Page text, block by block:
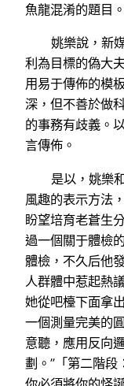
魚龍混淆的題目。
姚樂說，新
利為目標的偽大
用易于傳佈的模
深，但不善於做
的事務有歧義。
言傳佈。
是以，姚樂
風趣的表示方法
盼望培育老蒼生
過一個關于體檢
體檢，不久后他
人群體中惹起熱
她從吧檯下面拿
一個測量完美的
意聽，應用反向
劃。”「第二階段